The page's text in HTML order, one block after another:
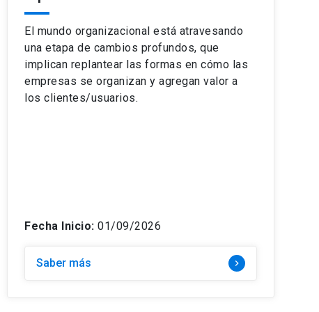
El mundo organizacional está atravesando
una etapa de cambios profundos, que
implican replantear las formas en cómo las
empresas se organizan y agregan valor a
los clientes/usuarios.
Fecha Inicio: 01/09/2026
Saber más keyboard_arrow_right